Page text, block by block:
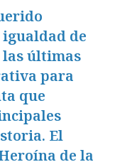
de
las últimas
para
que
El
de la